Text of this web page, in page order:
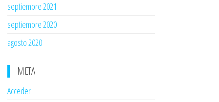
septiembre 2021
septiembre 2020
agosto 2020
META
Acceder